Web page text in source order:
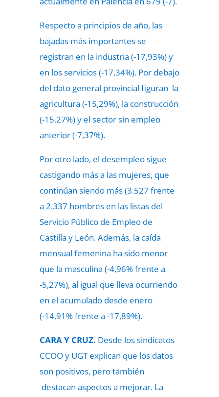
Respecto a principios de año, las
bajadas más importantes se
registran en la industria (-17,93%) y
en los servicios (-17,34%). Por debajo
del dato general provincial figuran la
agricultura (-15,29%), la construcción
(-15,27%) y el sector sin empleo
anterior (-7,37%).
Por otro lado, el desempleo sigue
castigando más a las mujeres, que
continúan siendo más (3.527 frente
a 2.337 hombres en las listas del
Servicio Público de Empleo de
Castilla y León. Además, la caída
mensual femenina ha sido menor
que la masculina (-4,96% frente a
-5,27%), al igual que lleva ocurriendo
en el acumulado desde enero
(-14,91% frente a -17,89%).
CARA Y CRUZ. Desde los sindicatos
CCOO y UGT explican que los datos
son positivos, pero también
destacan aspectos a mejorar. La